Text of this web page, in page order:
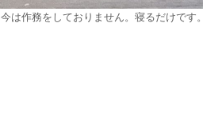
今は作務をしておりません。寝るだけです。